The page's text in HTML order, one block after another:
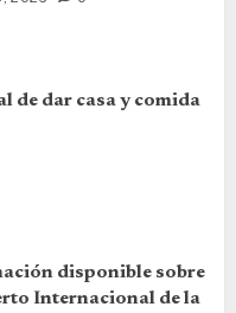
de dar casa y comida
disponible sobre
Internacional de la